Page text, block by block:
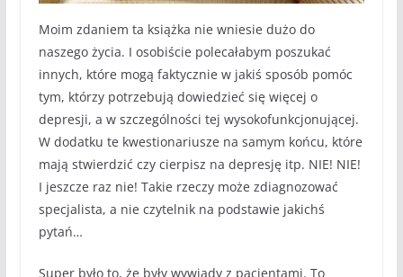
Moim zdaniem ta książka nie wniesie dużo do
naszego życia. I osobiście polecałabym poszukać
innych, które mogą faktycznie w jakiś sposób pomóc
tym, którzy potrzebują dowiedzieć się więcej o
depresji, a w szczególności tej wysokofunkcjonującej.
W dodatku te kwestionariusze na samym końcu, które
mają stwierdzić czy cierpisz na depresję itp. NIE! NIE!
I jeszcze raz nie! Takie rzeczy może zdiagnozować
specjalista, a nie czytelnik na podstawie jakichś
pytań…
Super było to, że były wywiady z pacjentami. To